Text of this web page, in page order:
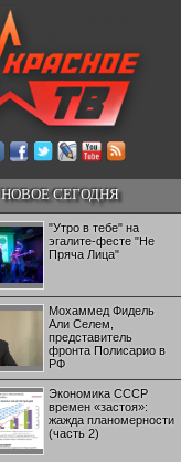
НОВОЕ СЕГОДНЯ
"Утро в тебе" на
эгалите-фесте "Не
Пряча Лица"
Мохаммед Фидель
Али Селем,
представитель
фронта Полисарио в
РФ
Экономика СССР
времен «застоя»:
жажда планомерности
(часть 2)